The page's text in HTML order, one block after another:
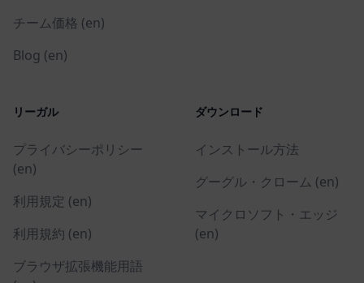
チーム価格 (en)
Blog (en)
リーガル
プライバシーポリシー
(en)
利用規定 (en)
利用規約 (en)
ブラウザ拡張機能用語
ダウンロード
インストール方法
グーグル・クローム (en)
マイクロソフト・エッジ
(en)